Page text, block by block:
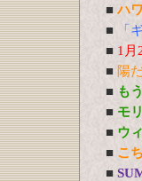
■ ハ
■
「
■ 1
■ 陽
■ も
■ モ
■ ウ
■ こ
■